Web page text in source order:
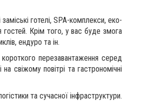
готелі, SPA-комплекси, еко-
гостей. Крім того, у вас буде змога
ендуро та ін.
перезавантаження серед
свіжому повітрі та гастрономічні
та сучасної інфраструктури.